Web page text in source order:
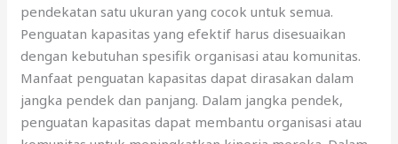
pendekatan satu ukuran yang cocok untuk semua.
Penguatan kapasitas yang efektif harus disesuaikan
dengan kebutuhan spesifik organisasi atau komunitas.
Manfaat penguatan kapasitas dapat dirasakan dalam
jangka pendek dan panjang. Dalam jangka pendek,
penguatan kapasitas dapat membantu organisasi atau